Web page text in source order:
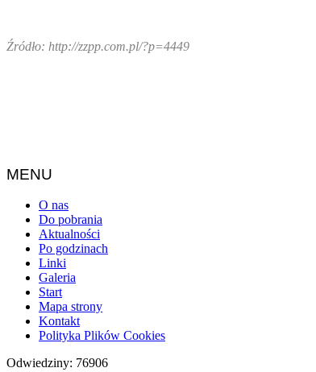
Źródło: http://zzpp.com.pl/?p=4449
MENU
O nas
Do pobrania
Aktualności
Po godzinach
Linki
Galeria
Start
Mapa strony
Kontakt
Polityka Plików Cookies
Odwiedziny: 76906